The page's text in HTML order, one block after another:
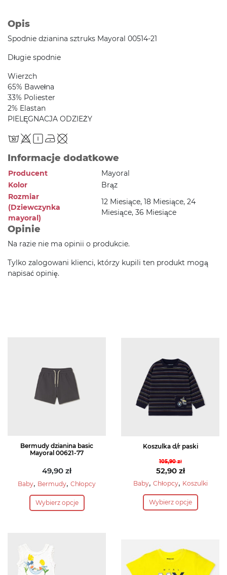
Opis
Spodnie dzianina sztruks Mayoral 00514-21
Długie spodnie
Wierzch
65% Bawełna
33% Poliester
2% Elastan
PIELĘGNACJA ODZIEŻY
Informacje dodatkowe
Producent
Mayoral
Kolor
Brąz
Rozmiar
(Dziewczynka
mayoral)
12 Miesiące, 18 Miesiące, 24
Miesiące, 36 Miesiące
Opinie
Na razie nie ma opinii o produkcie.
Tylko zalogowani klienci, którzy kupili ten produkt mogą
napisać opinię.
Bermudy dzianina basic
Mayoral 00621-77
49,90 zł
Baby, Bermudy, Chłopcy
Wybierz opcje
Ten
produkt
Koszulka d/r paski
105,90zł
Pierwotna
cena
wynosiła:
105,90 zł.
52,90 zł
Aktualna
cena
wynosi:
Baby, Chłopcy, Koszulki
Wybierz opcje
Ten
produkt
wariantów.
Opcje
można